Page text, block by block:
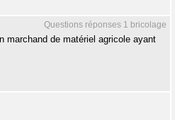
Questions réponses 1 bricolage
marchand de matériel agricole ayant